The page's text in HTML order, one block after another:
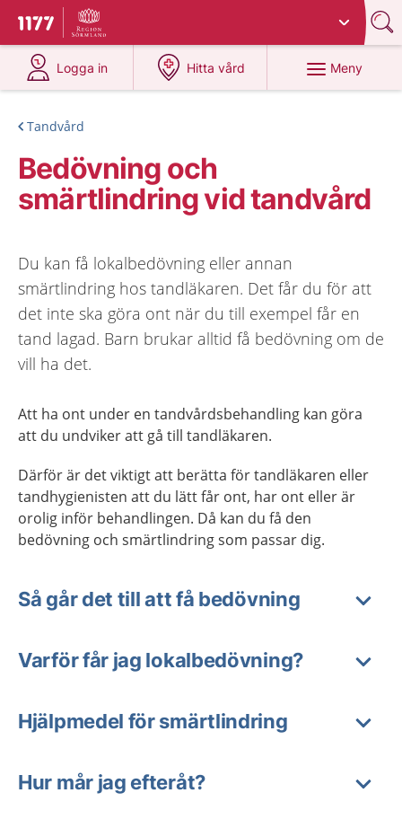
Till startsidan för 1177
Du har valt region
Logga in
på 1177.se
Hitta vård
på 1177.se
Meny
Tandvård
Bedövning och
smärtlindring vid tandvård
Du kan få lokalbedövning eller annan
smärtlindring hos tandläkaren. Det får du för att
det inte ska göra ont när du till exempel får en
tand lagad. Barn brukar alltid få bedövning om de
vill ha det.
Att ha ont under en tandvårdsbehandling kan göra
att du undviker att gå till tandläkaren.
Därför är det viktigt att berätta för tandläkaren eller
tandhygienisten att du lätt får ont, har ont eller är
orolig inför behandlingen. Då kan du få den
bedövning och smärtlindring som passar dig.
Så går det till att få bedövning
Varför får jag lokalbedövning?
Hjälpmedel för smärtlindring
Hur mår jag efteråt?